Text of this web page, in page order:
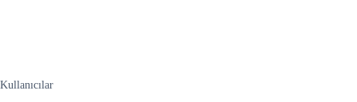
Kullanıcılar